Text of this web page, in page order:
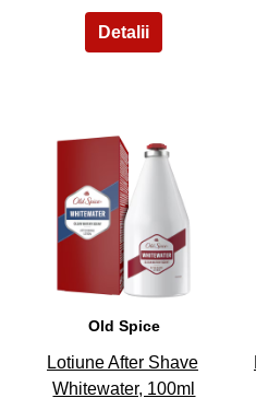
39
Old Spice
Lotiune After Shave
Whitewater, 100ml